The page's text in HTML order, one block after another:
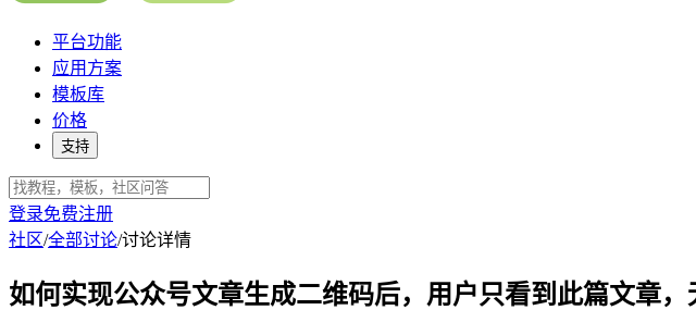
平台功能
应用方案
模板库
价格
支持
登录免费注册
社区/全部讨论/讨论详情
如何实现公众号文章生成二维码后，用户只看到此篇文章